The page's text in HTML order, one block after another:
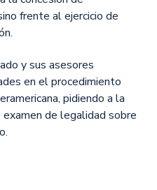
frente al ejercicio de
y sus asesores
en el procedimiento
pidiendo a la
de legalidad sobre